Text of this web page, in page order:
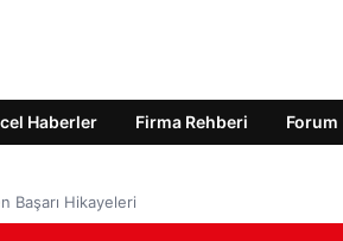
Haberler Firma Rehberi Forum
Başarı Hikayeleri